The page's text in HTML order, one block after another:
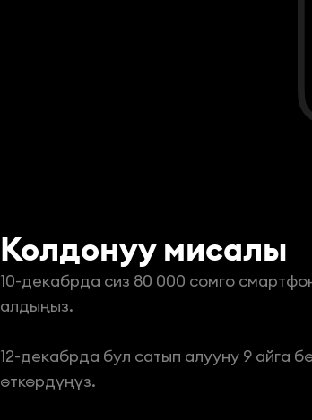
Колдонуу мисалы
10-декабрда сиз 80 000 сомго
алдыңыз.
12-декабрда бул сатып алууну 9 айга
өткөрдүңүз.